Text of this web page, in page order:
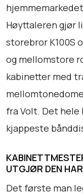
H
G
a
l
n
t
P
a
-
D
m
Høyttaleren gjør
storebror K100S
og mellomstore
kabinetter med
fra Volt. Det hele
kjappeste
UTGJØR DEN
Det første man